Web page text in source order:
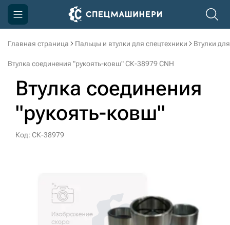
Главная страница Пальцы и втулки для спецтехники Втулки
Втулка соединения "рукоять-ковш" СК-38979 CNH
Втулка соединения
"рукоять-ковш"
Код: СК-38979
Компания
Доставка и оплата
Информация
Контакты
sksale@skdst.ru